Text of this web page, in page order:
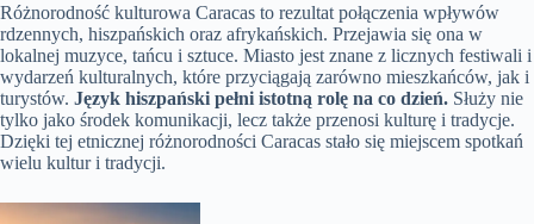
Różnorodność kulturowa Caracas to rezultat połączenia wpływów
rdzennych, hiszpańskich oraz afrykańskich. Przejawia się ona w
lokalnej muzyce, tańcu i sztuce. Miasto jest znane z licznych festiwali i
wydarzeń kulturalnych, które przyciągają zarówno mieszkańców, jak i
turystów. Język hiszpański pełni istotną rolę na co dzień. Służy nie
tylko jako środek komunikacji, lecz także przenosi kulturę i tradycje.
Dzięki tej etnicznej różnorodności Caracas stało się miejscem spotkań
wielu kultur i tradycji.